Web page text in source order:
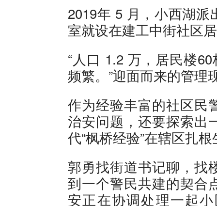
2019年 5 月，小西湖
室就设在建工中街社区
“人口 1.2 万，居民楼
频繁。”迎面而来的管理
作为经验丰富的社区民
治安问题，还要探索出
代“枫桥经验”在辖区扎
郭勇找街道书记聊，找
到一个警民共建的契合
安正在协调处理一起